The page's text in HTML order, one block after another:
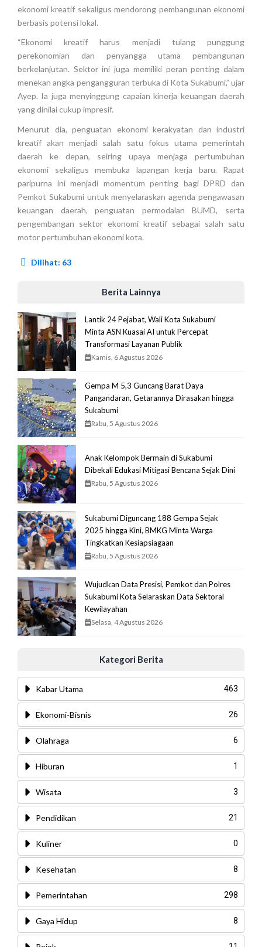
ekonomi kreatif sekaligus mendorong pembangunan ekonomi
berbasis potensi lokal.
“Ekonomi kreatif harus menjadi tulang punggung
perekonomian dan penyangga utama pembangunan
berkelanjutan. Sektor ini juga memiliki peran penting dalam
menekan angka pengangguran terbuka di Kota Sukabumi,” ujar
Ayep. Ia juga menyinggung capaian kinerja keuangan daerah
yang dinilai cukup impresif.
Menurut dia, penguatan ekonomi kerakyatan dan industri
kreatif akan menjadi salah satu fokus utama pemerintah
daerah ke depan, seiring upaya menjaga pertumbuhan
ekonomi sekaligus membuka lapangan kerja baru. Rapat
paripurna ini menjadi momentum penting bagi DPRD dan
Pemkot Sukabumi untuk menyelaraskan agenda pengawasan
keuangan daerah, penguatan permodalan BUMD, serta
pengembangan sektor ekonomi kreatif sebagai salah satu
motor pertumbuhan ekonomi kota.
Dilihat: 63
Berita Lainnya
Lantik 24 Pejabat, Wali Kota Sukabumi
Minta ASN Kuasai AI untuk Percepat
Transformasi Layanan Publik
Kamis, 6 Agustus 2026
Gempa M 5,3 Guncang Barat Daya
Pangandaran, Getarannya Dirasakan hingga
Sukabumi
Rabu, 5 Agustus 2026
Anak Kelompok Bermain di Sukabumi
Dibekali Edukasi Mitigasi Bencana Sejak Dini
Rabu, 5 Agustus 2026
Sukabumi Diguncang 188 Gempa Sejak
2025 hingga Kini, BMKG Minta Warga
Tingkatkan Kesiapsiagaan
Rabu, 5 Agustus 2026
Wujudkan Data Presisi, Pemkot dan Polres
Sukabumi Kota Selaraskan Data Sektoral
Kewilayahan
Selasa, 4 Agustus 2026
Kategori Berita
Kabar Utama 463
Ekonomi-Bisnis 26
Olahraga 6
Hiburan 1
Wisata 3
Pendidikan 21
Kuliner 0
Kesehatan 8
Pemerintahan 298
Gaya Hidup 8